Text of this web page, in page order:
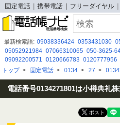
固定電話 携帯電話 フリーダイヤル
最新検索語: 09038336424 0353431030
05052921984 07066310065 050-3625-
09092200571 0120666783 0120777956
080-2059-0948 0800 500 8184 03-6737-
050-3185-6551 08029307743 0120-844-
080－9658－5428 0423038870
トップ> 固定電話 > 0134 > 27 >
電話番号0134271801は小樽典礼